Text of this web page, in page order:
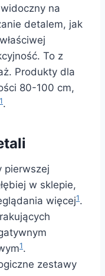
na
detalem, jak
To z
Produkty dla
80-100 cm,
1.
pierwszej
w sklepie,
więcej1.
1.
zestawy